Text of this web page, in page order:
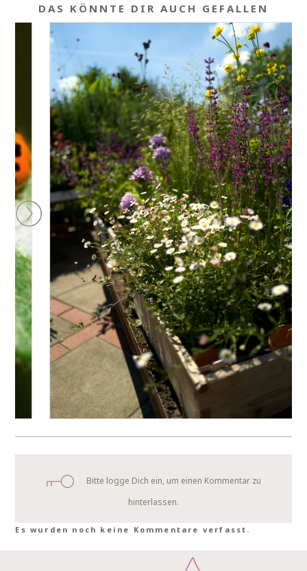
DAS KÖNNTE DIR AUCH GEFALLEN
Bitte logge Dich ein, um einen Kommentar zu
hinterlassen.
Es wurden noch keine Kommentare verfasst.